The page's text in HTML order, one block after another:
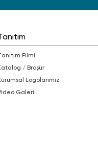
Tanıtım
Tanıtım Filmi
Katalog / Broşür
Kurumsal Logolarımız
Video Galeri